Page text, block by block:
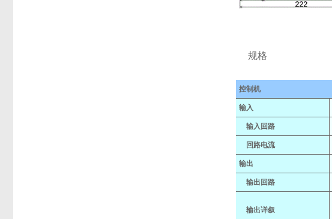
规格
控制机
输入
输入回路
回路电流
输出
输出回路
输出详叙